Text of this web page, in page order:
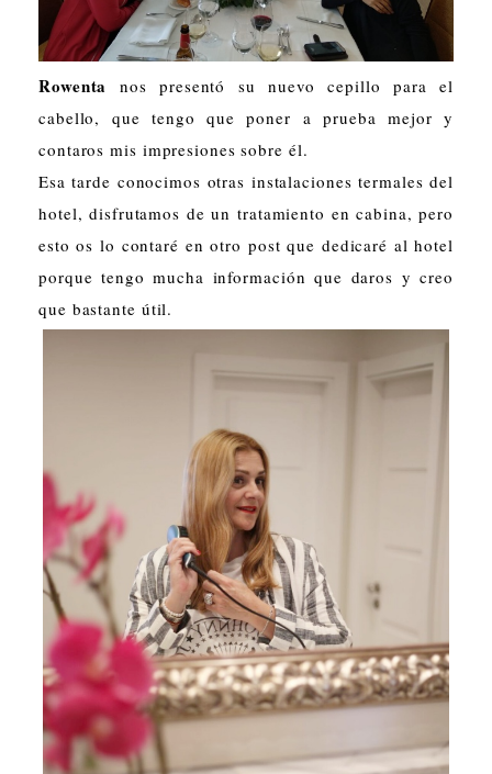
Rowenta nos presentó su nuevo cepillo para el
cabello, que tengo que poner a prueba mejor y
contaros mis impresiones sobre él.
Esa tarde conocimos otras instalaciones termales del
hotel, disfrutamos de un tratamiento en cabina, pero
esto os lo contaré en otro post que dedicaré al hotel
porque tengo mucha información que daros y creo
que bastante útil.